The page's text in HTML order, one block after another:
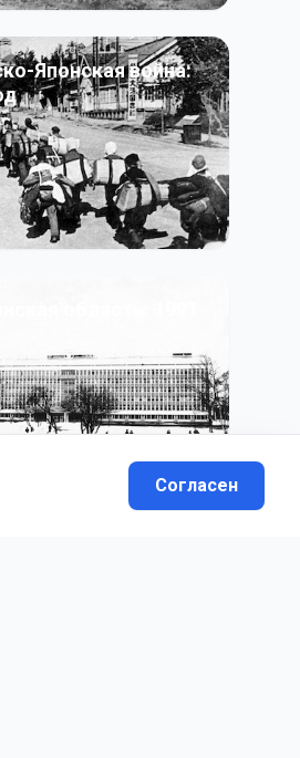
Японская война:
Согласен